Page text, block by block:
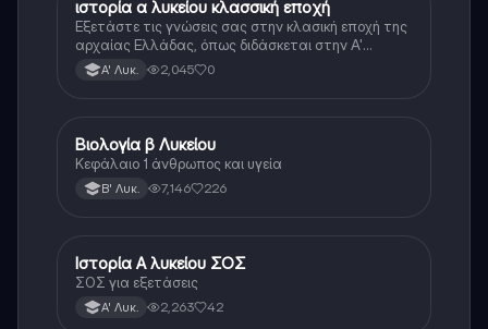
Ιστορία
ιστορία α λυκείου κλασσική εποχή
Εξετάστε τις γνώσεις σας στην κλασική εποχή της
αρχαίας Ελλάδας, όπως διδάσκεται στην Α'
Λυκείου.
Α' Λυκ. 2,045 0
Βιολογία
Βιολογία β Λυκείου
Κεφάλαιο 1 άνθρωπος και υγεία
Β' Λυκ. 7,146 226
Ιστορία
Ιστορία Α λυκείου ΣΟΣ
ΣΟΣ για εξετάσεις
Α' Λυκ. 2,263 42